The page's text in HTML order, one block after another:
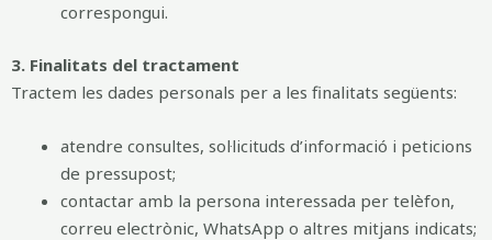
correspongui.
3. Finalitats del tractament
Tractem les dades personals per a les finalitats següents:
atendre consultes, sol·licituds d’informació i peticions
de pressupost;
contactar amb la persona interessada per telèfon,
correu electrònic, WhatsApp o altres mitjans indicats;